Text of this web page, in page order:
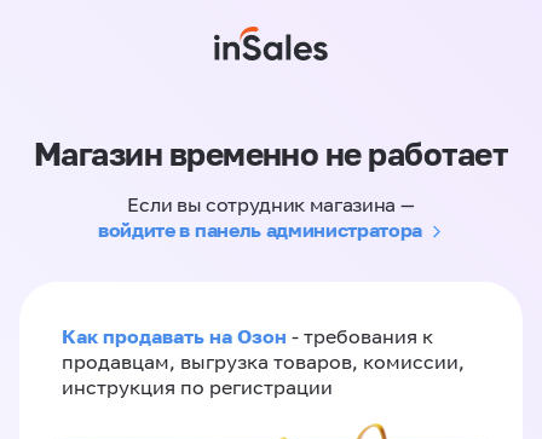
Магазин временно не работает
Если вы сотрудник магазина —
войдите в панель администратора
Как продавать на Озон - требования к
продавцам, выгрузка товаров, комиссии,
инструкция по регистрации